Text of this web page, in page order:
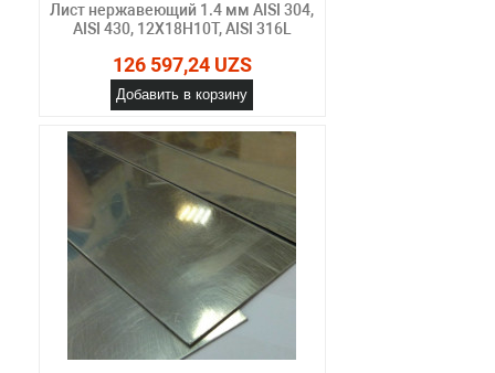
Лист нержавеющий 1.4 мм AISI 304,
AISI 430, 12Х18Н10Т, AISI 316L
126 597,24 UZS
Добавить в корзину